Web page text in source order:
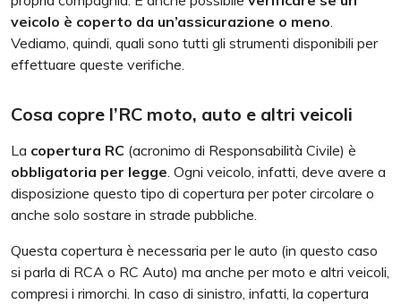
veicolo è coperto da un’assicurazione o meno.
Vediamo, quindi, quali sono tutti gli strumenti disponibili per
effettuare queste verifiche.
Cosa copre l’RC moto, auto e altri veicoli
La copertura RC (acronimo di Responsabilità Civile) è
obbligatoria per legge. Ogni veicolo, infatti, deve avere a
disposizione questo tipo di copertura per poter circolare o
anche solo sostare in strade pubbliche.
Questa copertura è necessaria per le auto (in questo caso
si parla di RCA o RC Auto) ma anche per moto e altri veicoli,
compresi i rimorchi. In caso di sinistro, infatti, la copertura